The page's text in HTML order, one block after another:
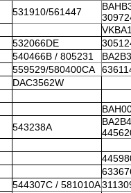
531910/561447
532066DE
540466B / 805231
559529/580400CA
DAC3562W
543238A
544307C / 581010A